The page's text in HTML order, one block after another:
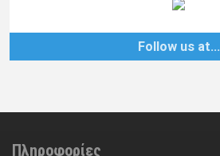
Follow us at…
Πληροφορίες